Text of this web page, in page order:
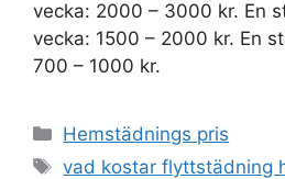
vecka: 2000 – 3000 kr. En
vecka: 1500 – 2000 kr. En
700 – 1000 kr.
Kategorier
Hemstädnings pris
Etiketter
vad kostar flyttstädning